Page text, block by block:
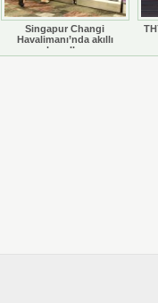
Singapur Changi
Havalimanı’nda akıllı
bavullar